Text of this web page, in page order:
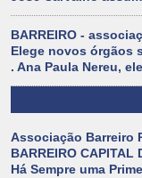
BARREIRO -
Elege novos órgãos
. Ana Paula Nereu,
Associação Barreiro
BARREIRO CAPITAL
Há Sempre uma